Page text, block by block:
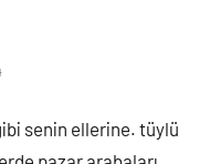
senin ellerine. tüylü